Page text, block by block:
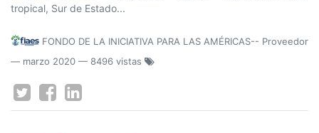
tropical, Sur de Estado...
FONDO DE LA INICIATIVA PARA LAS AMÉRICAS-- Proveedor
— marzo 2020 — 8496 vistas